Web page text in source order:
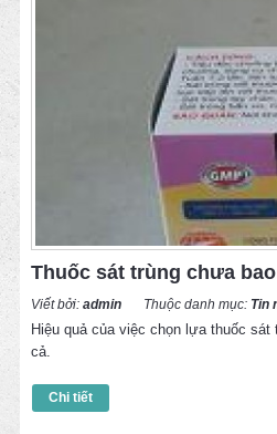
Thuốc sát trùng chưa
Viết bởi: admin Thuộc danh mục: Tin
Hiệu quả của việc chọn lựa thuốc
cả.
Chi tiết